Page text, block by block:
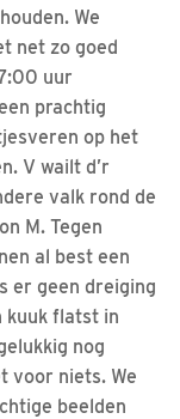
We
net zo goed
uur
prachtig
op het
V wailt d’r
valk rond de
M. Tegen
al best een
er geen dreiging
kuuk flatst in
nog
voor niets. We
beelden